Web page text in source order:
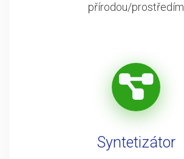
přírodou/prostředím
Syntetizátor